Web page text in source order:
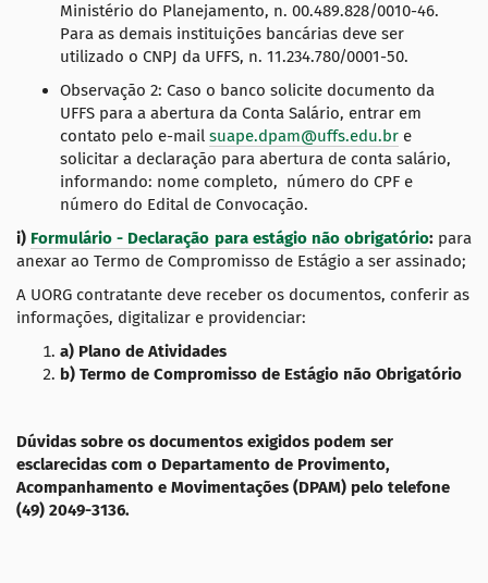
Ministério do Planejamento, n. 00.489.828/0010-46.
Para as demais instituições bancárias deve ser
utilizado o CNPJ da UFFS, n. 11.234.780/0001-50.
Observação 2: Caso o banco solicite documento da
UFFS para a abertura da Conta Salário, entrar em
contato pelo e-mail suape.dpam@uffs.edu.br e
solicitar a declaração para abertura de conta salário,
informando: nome completo, número do CPF e
número do Edital de Convocação.
i) Formulário - Declaração para estágio não obrigatório: para
anexar ao Termo de Compromisso de Estágio a ser assinado;
A UORG contratante deve receber os documentos, conferir as
informações, digitalizar e providenciar:
a) Plano de Atividades
b) Termo de Compromisso de Estágio não Obrigatório
Dúvidas sobre os documentos exigidos podem ser
esclarecidas com o Departamento de Provimento,
Acompanhamento e Movimentações (DPAM) pelo telefone
(49) 2049-3136.